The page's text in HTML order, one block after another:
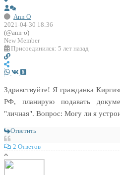
Ann O
2021-04-30 18:36
(@ann-o)
New Member
Присоединился: 5 лет назад
Здравствуйте! Я гражданка
РФ, планирую подавать
"личная". Вопрос: Могу ли я
Ответить
2 Ответов